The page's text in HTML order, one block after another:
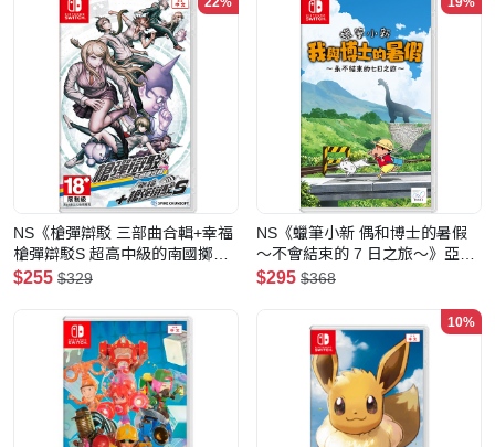
NS《槍彈辯駁 三部曲合輯+幸福
槍彈辯駁S 超高中級的南國擲骰
合宿》Danganronpa+Happy
$255 $329
NS《蠟筆小新 偶和博士的暑假
～不會結束的 7 日之旅～》亞洲
版
$295 $368
10%